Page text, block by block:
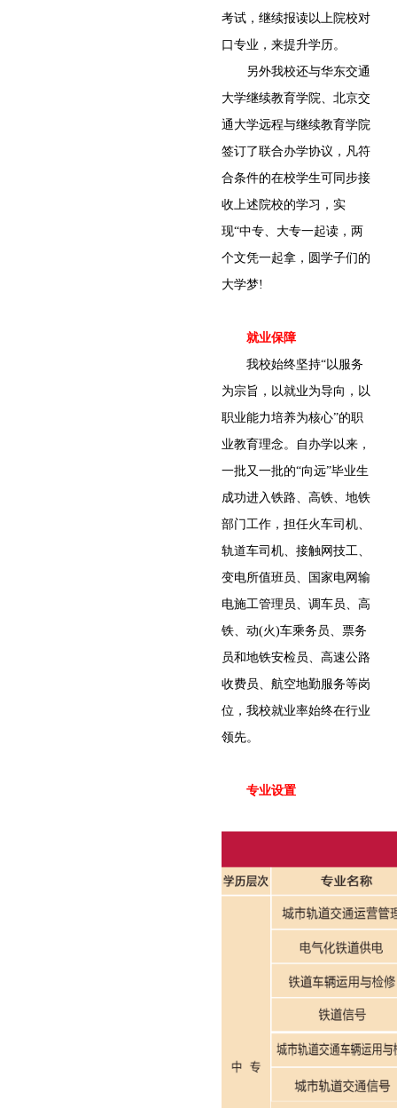
考试，继续报读以上院校对
口专业，来提升学历。
另外我校还与华东交通
大学继续教育学院、北京交
通大学远程与继续教育学院
签订了联合办学协议，凡符
合条件的在校学生可同步接
收上述院校的学习，实
现“中专、大专一起读，两
个文凭一起拿，圆学子们的
大学梦!
就业保障
我校始终坚持“以服务
为宗旨，以就业为导向，以
职业能力培养为核心”的职
业教育理念。自办学以来，
一批又一批的“向远”毕业生
成功进入铁路、高铁、地铁
部门工作，担任火车司机、
轨道车司机、接触网技工、
变电所值班员、国家电网输
电施工管理员、调车员、高
铁、动(火)车乘务员、票务
员和地铁安检员、高速公路
收费员、航空地勤服务等岗
位，我校就业率始终在行业
领先。
专业设置